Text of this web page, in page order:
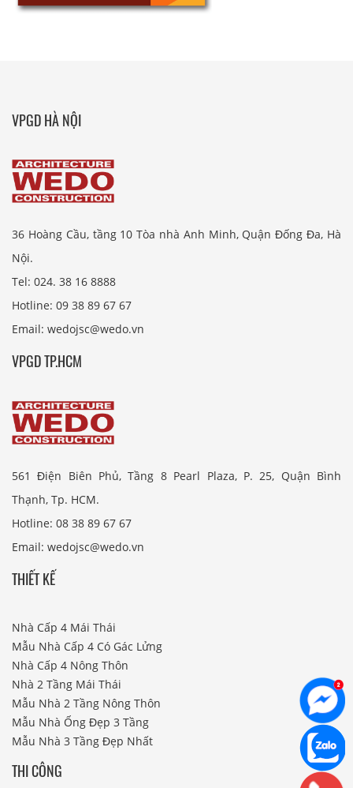
VPGD HÀ NỘI
36 Hoàng Cầu, tầng 10 Tòa nhà Anh Minh, Quận Đống Đa, Hà
Nội.
Tel: 024. 38 16 8888
Hotline: 09 38 89 67 67
Email: wedojsc@wedo.vn
VPGD TP.HCM
561 Điện Biên Phủ, Tầng 8 Pearl Plaza, P. 25, Quận Bình
Thạnh, Tp. HCM.
Hotline: 08 38 89 67 67
Email: wedojsc@wedo.vn
THIẾT KẾ
Nhà Cấp 4 Mái Thái
Mẫu Nhà Cấp 4 Có Gác Lửng
Nhà Cấp 4 Nông Thôn
Nhà 2 Tầng Mái Thái
Mẫu Nhà 2 Tầng Nông Thôn
Mẫu Nhà Ống Đẹp 3 Tầng
Mẫu Nhà 3 Tầng Đẹp Nhất
THI CÔNG